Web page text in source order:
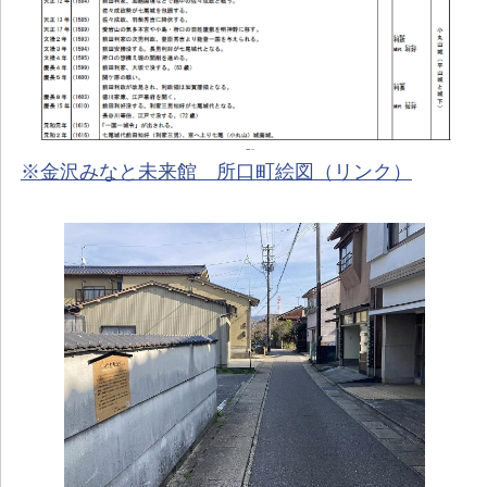
※金沢みなと未来館 所口町絵図（リンク）